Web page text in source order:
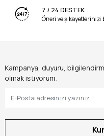
7 / 24 DESTEK
Öneri ve
Kampanya, duyuru,
olmak istiyorum.